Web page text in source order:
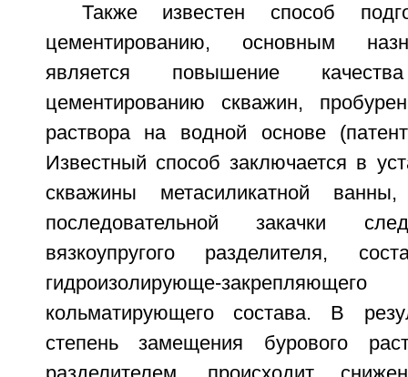
Также известен способ
цементированию, основным
является повышение
цементированию скважин,
раствора на водной основе
Известный способ заключается в
скважины метасиликатной
последовательной закачки
вязкоупругого разделителя,
гидроизолирующе-
кольматирующего состава. В
степень замещения бурового